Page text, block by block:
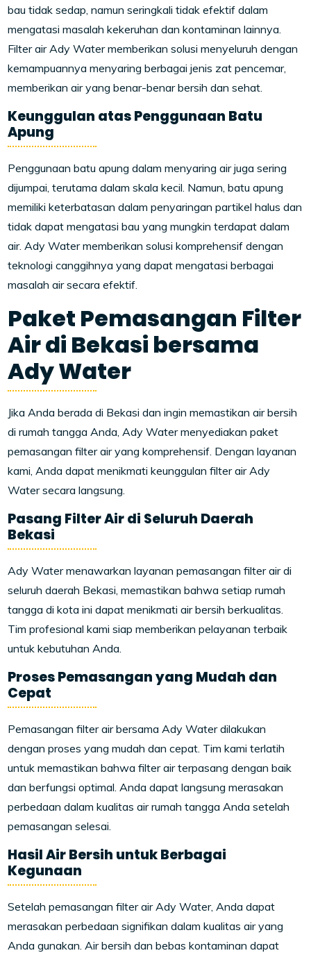
bau tidak sedap, namun seringkali tidak efektif dalam
mengatasi masalah kekeruhan dan kontaminan lainnya.
Filter air Ady Water memberikan solusi menyeluruh dengan
kemampuannya menyaring berbagai jenis zat pencemar,
memberikan air yang benar-benar bersih dan sehat.
Keunggulan atas Penggunaan Batu
Apung
Penggunaan batu apung dalam menyaring air juga sering
dijumpai, terutama dalam skala kecil. Namun, batu apung
memiliki keterbatasan dalam penyaringan partikel halus dan
tidak dapat mengatasi bau yang mungkin terdapat dalam
air. Ady Water memberikan solusi komprehensif dengan
teknologi canggihnya yang dapat mengatasi berbagai
masalah air secara efektif.
Paket Pemasangan Filter
Air di Bekasi bersama
Ady Water
Jika Anda berada di Bekasi dan ingin memastikan air bersih
di rumah tangga Anda, Ady Water menyediakan paket
pemasangan filter air yang komprehensif. Dengan layanan
kami, Anda dapat menikmati keunggulan filter air Ady
Water secara langsung.
Pasang Filter Air di Seluruh Daerah
Bekasi
Ady Water menawarkan layanan pemasangan filter air di
seluruh daerah Bekasi, memastikan bahwa setiap rumah
tangga di kota ini dapat menikmati air bersih berkualitas.
Tim profesional kami siap memberikan pelayanan terbaik
untuk kebutuhan Anda.
Proses Pemasangan yang Mudah dan
Cepat
Pemasangan filter air bersama Ady Water dilakukan
dengan proses yang mudah dan cepat. Tim kami terlatih
untuk memastikan bahwa filter air terpasang dengan baik
dan berfungsi optimal. Anda dapat langsung merasakan
perbedaan dalam kualitas air rumah tangga Anda setelah
pemasangan selesai.
Hasil Air Bersih untuk Berbagai
Kegunaan
Setelah pemasangan filter air Ady Water, Anda dapat
merasakan perbedaan signifikan dalam kualitas air yang
Anda gunakan. Air bersih dan bebas kontaminan dapat